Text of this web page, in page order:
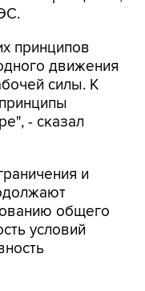
принципов
движения
силы. К
- сказал
и
общего
условий